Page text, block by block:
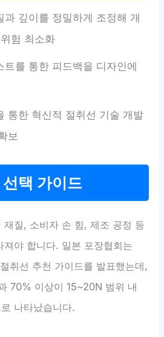
과 깊이를 정밀하게 조정해 개
험 최소화
트를 통한 피드백을 디자인에
통한 혁신적 절취선 기술 개발
보
택 가이드
재질, 소비자 손 힘, 제조 공정 등
져야 합니다. 일본 포장협회는
취선 추천 가이드를 발표했는데,
70% 이상이 15~20N 범위 내
나타났습니다.